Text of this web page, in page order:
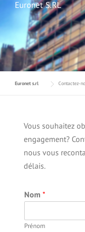
Euronet S.RL
Euronet s.rl Contactez-
Vous souhaitez
engagement?
nous vous
délais.
Nom *
Prénom